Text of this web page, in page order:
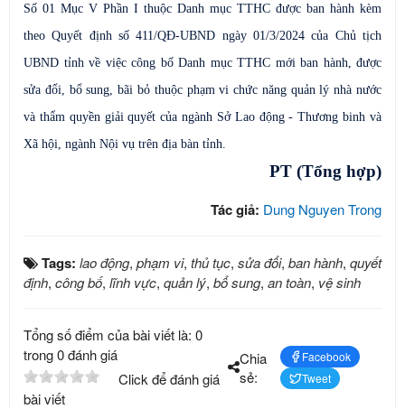
Số 01 Mục V Phần I thuộc Danh mục TTHC được ban hành kèm
theo Quyết định số 411/QĐ-UBND ngày 01/3/2024 của Chủ tịch
UBND tỉnh về việc công bố Danh mục TTHC mới ban hành, được
sửa đổi, bổ sung, bãi bỏ thuộc phạm vi chức năng quản lý nhà nước
và thẩm quyền giải quyết của ngành Sở Lao động - Thương binh và
Xã hội, ngành Nội vụ trên địa bàn tỉnh.
PT (Tổng hợp)
Tác giả: Dung Nguyen Trong
Tags: lao động, phạm vi, thủ tục, sửa đổi, ban hành, quyết
định, công bố, lĩnh vực, quản lý, bổ sung, an toàn, vệ sinh
Tổng số điểm của bài viết là: 0
trong 0 đánh giá
Click để đánh giá
bài viết
Chia
sẻ:
Facebook
Tweet